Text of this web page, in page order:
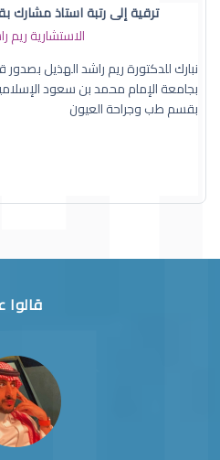
ترقية إلى رتبة استاذ
الاستشارية ريم
نبارك للدكتورة ريم راشد الهذيل
بجامعة الإمام محمد بن سعود
بقسم طب وجراحة العيون
قالوا